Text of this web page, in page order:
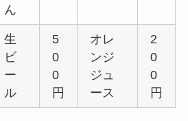
ん
生
ビ
ー
ル
5
0
0
円
オレ
ンジ
ジュ
ース
2
0
0
円